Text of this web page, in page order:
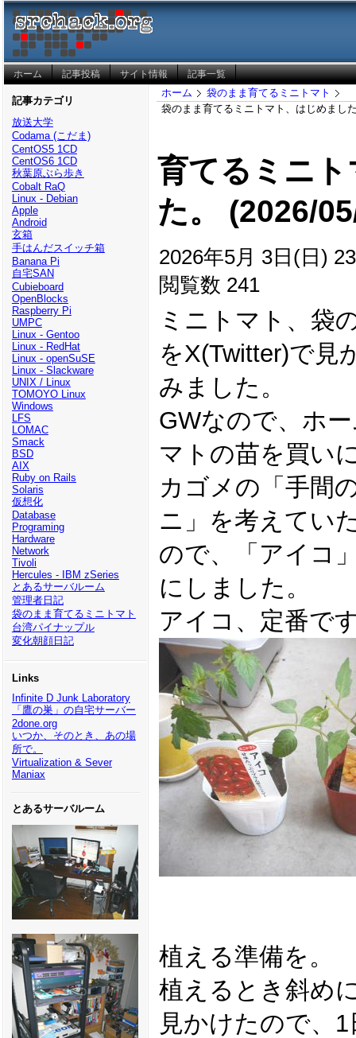
ホーム 記事投稿 サイト情報 記事一覧
記事カテゴリ
放送大学
Codama (こだま)
CentOS5 1CD
CentOS6 1CD
秋葉原ぶら歩き
Cobalt RaQ
Linux - Debian
Apple
Android
玄箱
手はんだスイッチ箱
Banana Pi
自宅SAN
Cubieboard
OpenBlocks
Raspberry Pi
UMPC
Linux - Gentoo
Linux - RedHat
Linux - openSuSE
Linux - Slackware
UNIX / Linux
TOMOYO Linux
Windows
LFS
LOMAC
Smack
BSD
AIX
Ruby on Rails
Solaris
仮想化
Database
Programing
Hardware
Network
Tivoli
Hercules - IBM zSeries
とあるサーバルーム
管理者日記
袋のまま育てるミニトマト
台湾パイナップル
変化朝顔日記
Links
Infinite D Junk Laboratory
「鷹の巣」の自宅サーバー
2done.org
いつか、そのとき、あの場
所で。
Virtualization & Sever
Maniax
とあるサーバルーム
ホーム
袋のまま育てるミニトマト
袋のまま育てるミニトマト、はじめまし
育てるミニ
た。 (2026/
2026年5月 3日(日)
閲覧数 241
ミニトマト、袋
をX(Twitter)で見
みました。
GWなので、ホ
マトの苗を買い
カゴメの「手間
ニ」を考えてい
ので、「アイコ
にしました。
アイコ、定番で
植える準備を。
植えるとき斜め
見かけたので、